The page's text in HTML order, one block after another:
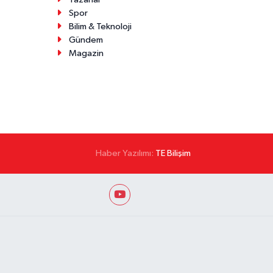
Spor
Bilim & Teknoloji
Gündem
Magazin
Haber Yazılımı: TE Bilişim